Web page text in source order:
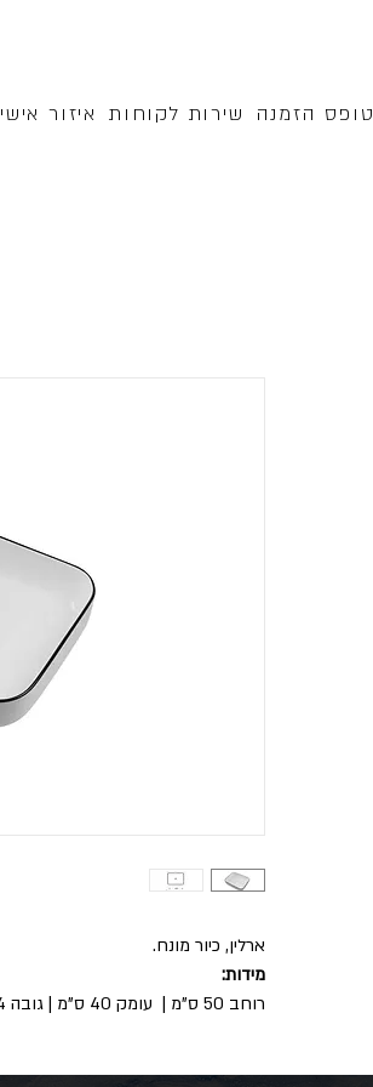
טופס הזמנה שירות לקוחות איזור אישי
ארלין, כיור מונח.
מידות:
רוחב 50 ס"מ | עומק 40 ס"מ | גובה 14 ס"מ